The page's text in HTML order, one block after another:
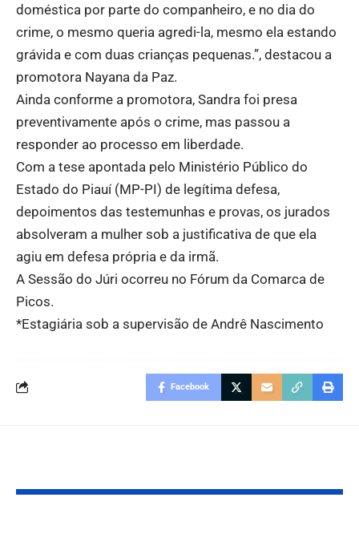
doméstica por parte do companheiro, e no dia do
crime, o mesmo queria agredi-la, mesmo ela estando
grávida e com duas crianças pequenas.”, destacou a
promotora Nayana da Paz.
Ainda conforme a promotora, Sandra foi presa
preventivamente após o crime, mas passou a
responder ao processo em liberdade.
Com a tese apontada pelo Ministério Público do
Estado do Piauí (MP-PI) de legítima defesa,
depoimentos das testemunhas e provas, os jurados
absolveram a mulher sob a justificativa de que ela
agiu em defesa própria e da irmã.
A Sessão do Júri ocorreu no Fórum da Comarca de
Picos.
*Estagiária sob a supervisão de Andrê Nascimento
Facebook